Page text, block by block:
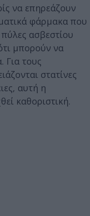
να επηρεάζουν
φάρμακα που
ασβεστίου
μπορούν να
Για τους
στατίνες
αυτή η
καθοριστική.